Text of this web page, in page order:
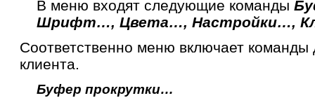
В меню входят следующие команды
Шрифт…, Цвета…, Настройки…,
Соответственно меню включает команды
клиента.
Буфер прокрутки…